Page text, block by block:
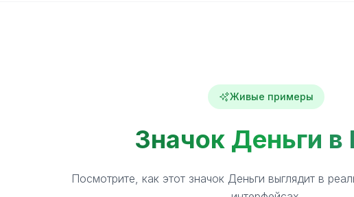
Живые примеры
Значок Деньги в
Посмотрите, как этот значок Деньги выглядит в